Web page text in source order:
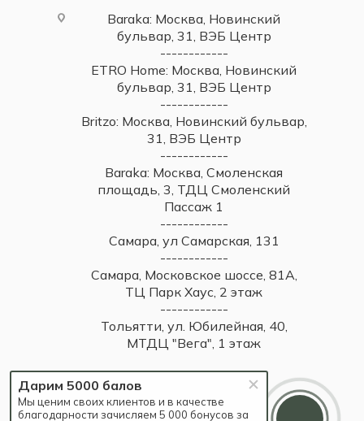
Baraka: Москва, Новинский
бульвар, 31, ВЭБ Центр
------------
ETRO Home: Москва, Новинский
бульвар, 31, ВЭБ Центр
------------
Britzo: Москва, Новинский бульвар,
31, ВЭБ Центр
------------
Baraka: Москва, Смоленская
площадь, 3, ТДЦ Смоленский
Пассаж 1
------------
Самара, ул Самарская, 131
------------
Самара, Московское шоссе, 81А,
ТЦ Парк Хаус, 2 этаж
------------
Тольятти, ул. Юбилейная, 40,
МТДЦ "Вега", 1 этаж
Дарим 5000 балов
Мы ценим своих клиентов и в качестве
благодарности зачисляем 5 000 бонусов за